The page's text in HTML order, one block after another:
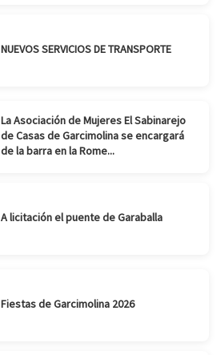
NUEVOS SERVICIOS DE TRANSPORTE
La Asociación de Mujeres El Sabinarejo
de Casas de Garcimolina se encargará
de la barra en la Rome...
A licitación el puente de Garaballa
Fiestas de Garcimolina 2026